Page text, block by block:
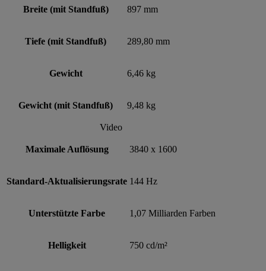
Breite (mit Standfuß) 897 mm
Tiefe (mit Standfuß) 289,80 mm
Gewicht 6,46 kg
Gewicht (mit Standfuß) 9,48 kg
Video
Maximale Auflösung 3840 x 1600
Standard-Aktualisierungsrate 144 Hz
Unterstützte Farbe 1,07 Milliarden Farben
Helligkeit 750 cd/m²